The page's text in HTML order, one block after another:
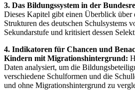
3. Das Bildungssystem in der
Dieses Kapitel gibt einen Überblick über
Strukturen des deutschen Schulsystems
Sekundarstufe und kritisiert dessen
4. Indikatoren für Chancen und
Kindern mit Migrationshintergrund:
Daten analysiert, um die
verschiedene Schulformen und die
und ohne Migrationshintergrund zu